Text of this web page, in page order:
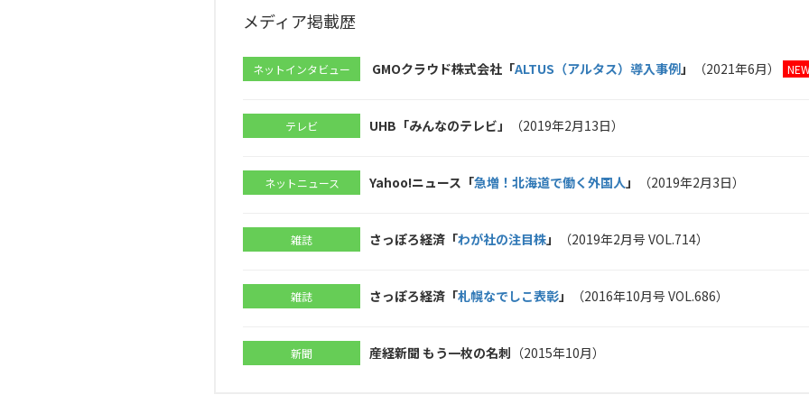
メディア掲載歴
ネットインタビュー GMOクラウド株式会社「ALTUS（アルタス）導入事例」 （2021年6月）
テレビ UHB「みんなのテレビ」 （2019年2月13日）
ネットニュース Yahoo!ニュース「急増！北海道で働く外国人」 （2019年2月3日）
雑誌 さっぽろ経済「わが社の注目株」 （2019年2月号 VOL.714）
雑誌 さっぽろ経済「札幌なでしこ表彰」 （2016年10月号 VOL.686）
新聞 産経新聞 もう一枚の名刺 （2015年10月）